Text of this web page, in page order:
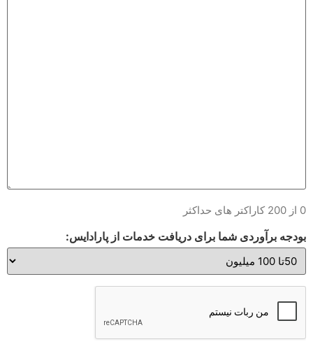
0 از 200 کاراکتر های حداکثر
بودجه برآوردی شما برای دریافت خدمات از پارادایس: